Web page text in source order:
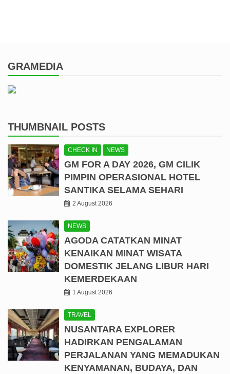
GRAMEDIA
THUMBNAIL POSTS
CHECK IN NEWS
GM FOR A DAY 2026, GM CILIK
PIMPIN OPERASIONAL HOTEL
SANTIKA SELAMA SEHARI
2 August 2026
NEWS
AGODA CATATKAN MINAT
KENAIKAN MINAT WISATA
DOMESTIK JELANG LIBUR HARI
KEMERDEKAAN
1 August 2026
TRAVEL
NUSANTARA EXPLORER
HADIRKAN PENGALAMAN
PERJALANAN YANG MEMADUKAN
KENYAMANAN, BUDAYA, DAN